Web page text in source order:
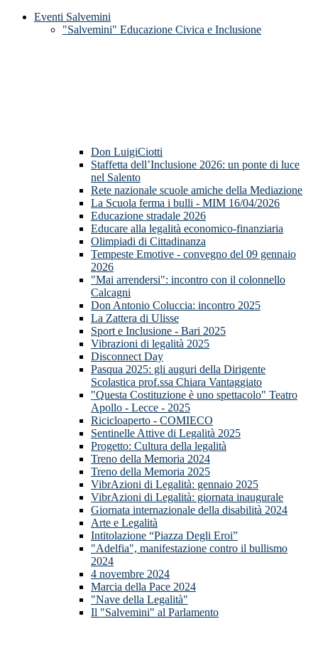
Eventi Salvemini
"Salvemini" Educazione Civica e Inclusione
Don LuigiCiotti
Staffetta dell’Inclusione 2026: un ponte di luce
nel Salento
Rete nazionale scuole amiche della Mediazione
La Scuola ferma i bulli - MIM 16/04/2026
Educazione stradale 2026
Educare alla legalità economico-finanziaria
Olimpiadi di Cittadinanza
Tempeste Emotive - convegno del 09 gennaio
2026
"Mai arrendersi": incontro con il colonnello
Calcagni
Don Antonio Coluccia: incontro 2025
La Zattera di Ulisse
Sport e Inclusione - Bari 2025
Vibrazioni di legalità 2025
Disconnect Day
Pasqua 2025: gli auguri della Dirigente
Scolastica prof.ssa Chiara Vantaggiato
"Questa Costituzione è uno spettacolo" Teatro
Apollo - Lecce - 2025
Ricicloaperto - COMIECO
Sentinelle Attive di Legalità 2025
Progetto: Cultura della legalità
Treno della Memoria 2024
Treno della Memoria 2025
VibrAzioni di Legalità: gennaio 2025
VibrAzioni di Legalità: giornata inaugurale
Giornata internazionale della disabilità 2024
Arte e Legalità
Intitolazione “Piazza Degli Eroi”
"Adelfia", manifestazione contro il bullismo
2024
4 novembre 2024
Marcia della Pace 2024
"Nave della Legalità"
Il "Salvemini" al Parlamento